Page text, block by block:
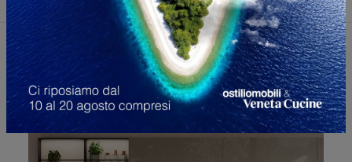
Potrebbero piacerti anche